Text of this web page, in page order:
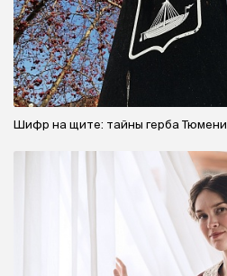
Шифр на щите: тайны герба Тюмени